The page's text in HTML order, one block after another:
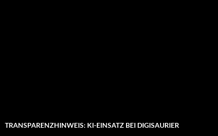
TRANSPARENZHINWEIS: KI-EINSATZ BEI DIGISAURIER